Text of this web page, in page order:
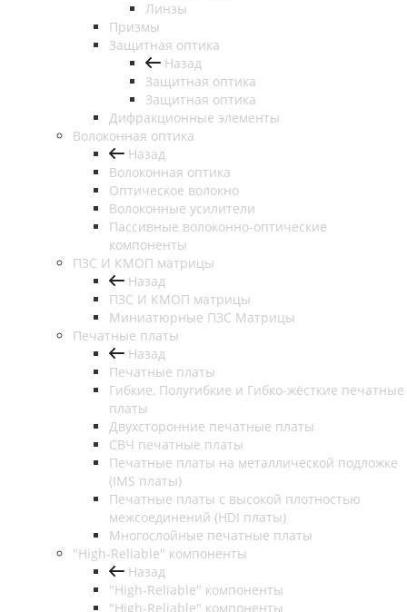
Линзы
Призмы
Защитная оптика
Назад
Защитная оптика
Защитная оптика
Дифракционные элементы
Волоконная оптика
Назад
Волоконная оптика
Оптическое волокно
Волоконные усилители
Пассивные волоконно-оптические
компоненты
ПЗС И КМОП матрицы
Назад
ПЗС И КМОП матрицы
Миниатюрные ПЗС Матрицы
Печатные платы
Назад
Печатные платы
Гибкие, Полугибкие и Гибко-жёсткие печатные
платы
Двухсторонние печатные платы
СВЧ печатные платы
Печатные платы на металлической подложке
(IMS платы)
Печатные платы с высокой плотностью
межсоединений (HDI платы)
Многослойные печатные платы
"High-Reliable" компоненты
Назад
"High-Reliable" компоненты
"High-Reliable" компоненты